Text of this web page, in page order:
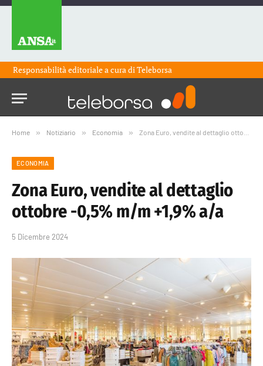
Responsabilità editoriale a cura diTeleborsa
Home » Notiziario » Economia » Zona Euro, vendite al dettaglio ottobre -0,5% m/m +1,9% a/a
ECONOMIA
Zona Euro, vendite al dettaglio
ottobre -0,5% m/m +1,9% a/a
5 Dicembre 2024